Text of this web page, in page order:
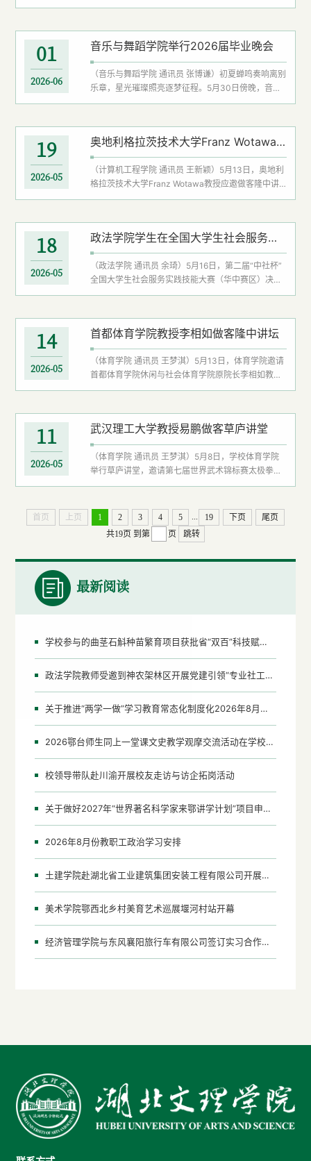
幕，学校武术代表队在青少年体育类（大学生组）获
对练金牌；廖美妹、王静怡组合夺得女子甲组对练金
牌；赵家望夺得男子甲组传统器械金牌。此外，徐广
涛获男子乙组南拳第四名；吴小双、王泽玺组合获男
子乙组对练第四名；向锦民获男子乙组南棍第五名。
学校代表队获女子乙组团体第八名、男子乙组团体第
六名。...
01
2026-06
音乐与舞蹈学院举行2026届毕业晚会
（音乐与舞蹈学院 通讯员 张博谦）初夏蝉鸣奏响离别
乐章，星光璀璨照亮逐梦征程。5月30日傍晚，音乐
与舞蹈学院2026届“星光”毕业晚会顺利举行。音乐与
全体成员、全体教职工与2026届全体毕业生参加活
动。晚会现场布置温馨雅致、仪式感浓厚，处处彰显
着青春活力与浓浓离别温情。音乐与舞蹈学院院长麻
华向圆满完成学业的2026届全体毕业生致以最热烈的
祝贺和最美好的祝愿。麻华肯定了大家在专业学
习、...
19
2026-05
奥地利格拉茨技术大学Franz Wotawa教授做客隆中讲坛
（计算机工程学院 通讯员 王新颖）5月13日，奥地利
格拉茨技术大学Franz Wotawa教授应邀做客隆中讲
坛，为计算机工程学院师生作题为《电子表格自动化
吴中博教授主持。报告中，Franz Wotawa教授围绕
电子表格易出错、难修正等问题，系统阐述了模型驱
动调试、程序切片、基于频谱的故障定位等方法，并
结合实验结果分析了多种技术融合在提升调试效率方
面的优势。他着重强调了自然语言解释与交互设计对
提升工具实用性的重要意义，...
18
2026-05
政法学院学生在全国大学生社会服务实践技能大赛（华中赛区）中获奖
（政法学院 通讯员 余琦）5月16日，第二届“中社杯”
全国大学生社会服务实践技能大赛（华中赛区）决赛
圆满落幕，政法学院社会工作专业2支参赛队伍分别
区决赛由第二届“中社杯”华中赛区组委会组织、华中
农业大学承办，采用“文本作品+线上汇报答辩”的综合
评分模式。政法学院研究生团队“星光服务队”（成
员：唐金瑞、徐颖、余琦、李新茹、徐蓉，指导老
师：刘英为），本科生团队“苔米力场队”...
14
2026-05
首都体育学院教授李相如做客隆中讲坛
（体育学院 通讯员 王梦淇）5月13日，体育学院邀请
首都体育学院休闲与社会体育学院原院长李相如教授
做客隆中讲坛，为师生作题为《新时代体育生学业成
变革的宏观背景切入，以国产文化创新成果和人工智
能前沿技术的发展为例，指出“技术+文化”的深度融合
与产业协同，正成为塑造未来竞争力的关键。他指
出，当代大学生的思维必须紧跟时代变革。围绕“学业
成长”，李相如指出，学习观应从被动接受转向主动探
究与终身学习，...
11
2026-05
武汉理工大学教授易鹏做客草庐讲堂
（体育学院 通讯员 王梦淇）5月8日，学校体育学院
举行草庐讲堂，邀请第七届世界武术锦标赛太极拳和
对练双料冠军、武汉理工大学体育学院教授易鹏，以
为师生开展讲座。讲座中，易鹏从“训练之道”与“成长
之路”两个维度展开分享。他解析了高水平运动员训练
背后的科学方法与意志锤炼，强调了基础训练与心理
首页 上页 1 2 3 4 5 ... 19 下页
尾页
共19页 到第 页 跳转
最新阅读
学校参与的曲茎石斛种苗繁育项目获批省“双百”科技赋能项目
政法学院教师受邀到神农架林区开展党建引领“专业社工+志愿服务”项目培训督导
关于推进“两学一做”学习教育常态化制度化2026年8月份重点工作的通知
2026鄂台师生同上一堂课文史教学观摩交流活动在学校成功举办
校领导带队赴川渝开展校友走访与访企拓岗活动
关于做好2027年“世界著名科学家来鄂讲学计划”项目申报工作的通知
2026年8月份教职工政治学习安排
土建学院赴湖北省工业建筑集团安装工程有限公司开展校企合作交流
美术学院鄂西北乡村美育艺术巡展堰河村站开幕
经济管理学院与东风襄阳旅行车有限公司签订实习合作协议